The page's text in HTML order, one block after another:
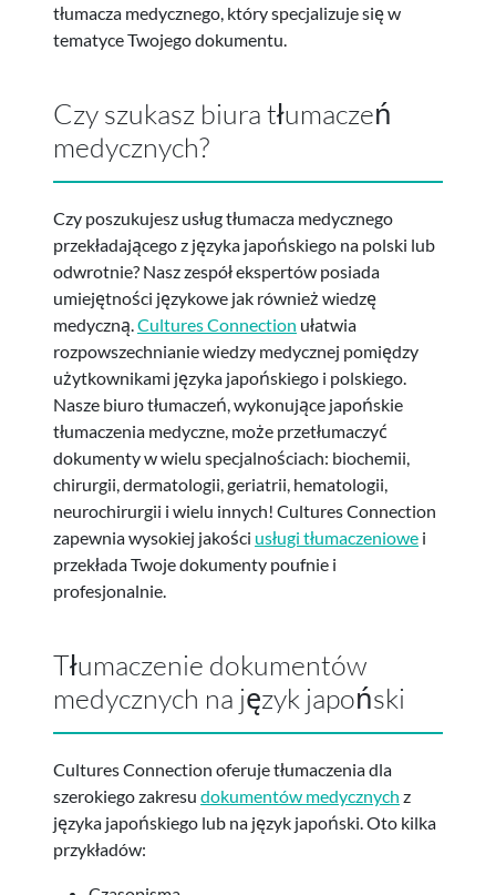
tłumacza medycznego, który specjalizuje się w
tematyce Twojego dokumentu.
Czy szukasz biura tłumaczeń
medycznych?
Czy poszukujesz usług tłumacza medycznego
przekładającego z języka japońskiego na polski lub
odwrotnie? Nasz zespół ekspertów posiada
umiejętności językowe jak również wiedzę
medyczną.Cultures Connection ułatwia
rozpowszechnianie wiedzy medycznej pomiędzy
użytkownikami języka japońskiego i polskiego.
Nasze biuro tłumaczeń, wykonujące japońskie
tłumaczenia medyczne, może przetłumaczyć
dokumenty w wielu specjalnościach: biochemii,
chirurgii, dermatologii, geriatrii, hematologii,
neurochirurgii i wielu innych! Cultures Connection
zapewnia wysokiej jakości usługi tłumaczeniowe i
przekłada Twoje dokumenty poufnie i
profesjonalnie.
Tłumaczenie dokumentów
medycznych na język japoński
Cultures Connection oferuje tłumaczenia dla
szerokiego zakresu dokumentów medycznych z
języka japońskiego lub na język japoński. Oto kilka
przykładów: